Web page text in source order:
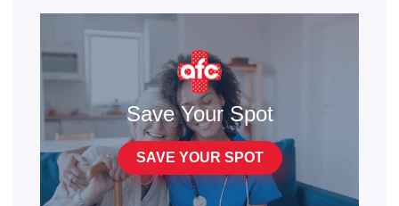
Save Your Spot
SAVE YOUR SPOT